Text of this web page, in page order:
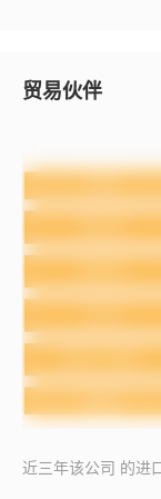
贸易伙伴
近三年该公司 的进